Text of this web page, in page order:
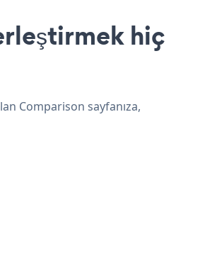
hiç
Comparison sayfanıza,